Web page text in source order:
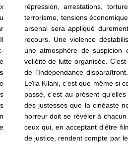
Il
répression, arrestations,
terrorisme, tensions
arsenal sera appliqué
recours. Une violence
une atmosphère de suspicion
velléité de lutte organisée.
de l’Indépendance
Leïla Kilani, c’est que même si
passé, c’est au présent
des justesses que la cinéaste
horreur doit se révéler à
ceux qui, en acceptant d’être
de justice, rendent compte par